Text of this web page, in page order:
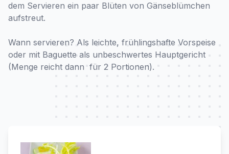
dem Servieren ein paar Blüten von Gänseblümchen
aufstreut.
Wann servieren? Als leichte, frühlingshafte Vorspeise
oder mit Baguette als unbeschwertes Hauptgericht
(Menge reicht dann für 2 Portionen).